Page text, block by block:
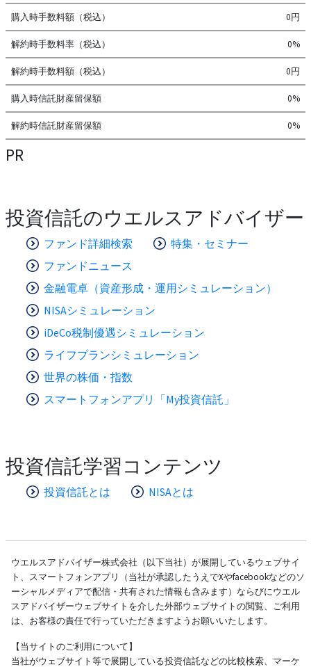
購入時手数料額（税込） 0円
解約時手数料率（税込） 0%
解約時手数料額（税込） 0円
購入時信託財産留保額 0%
解約時信託財産留保額 0%
PR
投資信託のウエルスアドバイザー
ファンド詳細検索
特集・セミナー
ファンドニュース
金融電卓（資産形成・運用シミュレーション）
NISAシミュレーション
iDeCo税制優遇シミュレーション
ライフプランシミュレーション
世界の株価・指数
スマートフォンアプリ「My投資信託」
投資信託学習コンテンツ
投資信託とは NISAとは
ウエルスアドバイザー株式会社（以下当社）が展開しているウェブサイ
ト、スマートフォンアプリ（当社が承認したうえでXやfacebookなどのソ
ーシャルメディアで配信・共有された情報も含みます）ならびにウエル
スアドバイザーウェブサイトを介した外部ウェブサイトの閲覧、ご利用
は、お客様の責任で行っていただきますようお願いいたします。
【当サイトのご利用について】
当社がウェブサイト等で展開している投資信託などの比較検索、マーケ